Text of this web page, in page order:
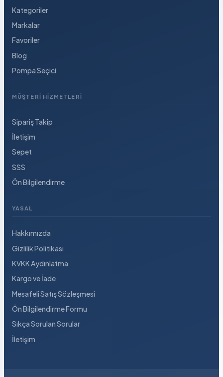
Kategoriler
Markalar
Favoriler
Blog
Pompa Seçici
MÜŞTERI HIZMETLERI
Sipariş Takip
İletişim
Sepet
SSS
Ön Bilgilendirme
YASAL
Hakkımızda
Gizlilik Politikası
KVKK Aydınlatma
Kargo ve İade
Mesafeli Satış Sözleşmesi
Ön Bilgilendirme Formu
Sıkça Sorulan Sorular
İletişim